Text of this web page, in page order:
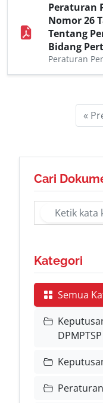
Peraturan
Nomor 26
Tentang
Bidang
Peraturan
«
Cari
Kategori
Semua
DPMPTSP